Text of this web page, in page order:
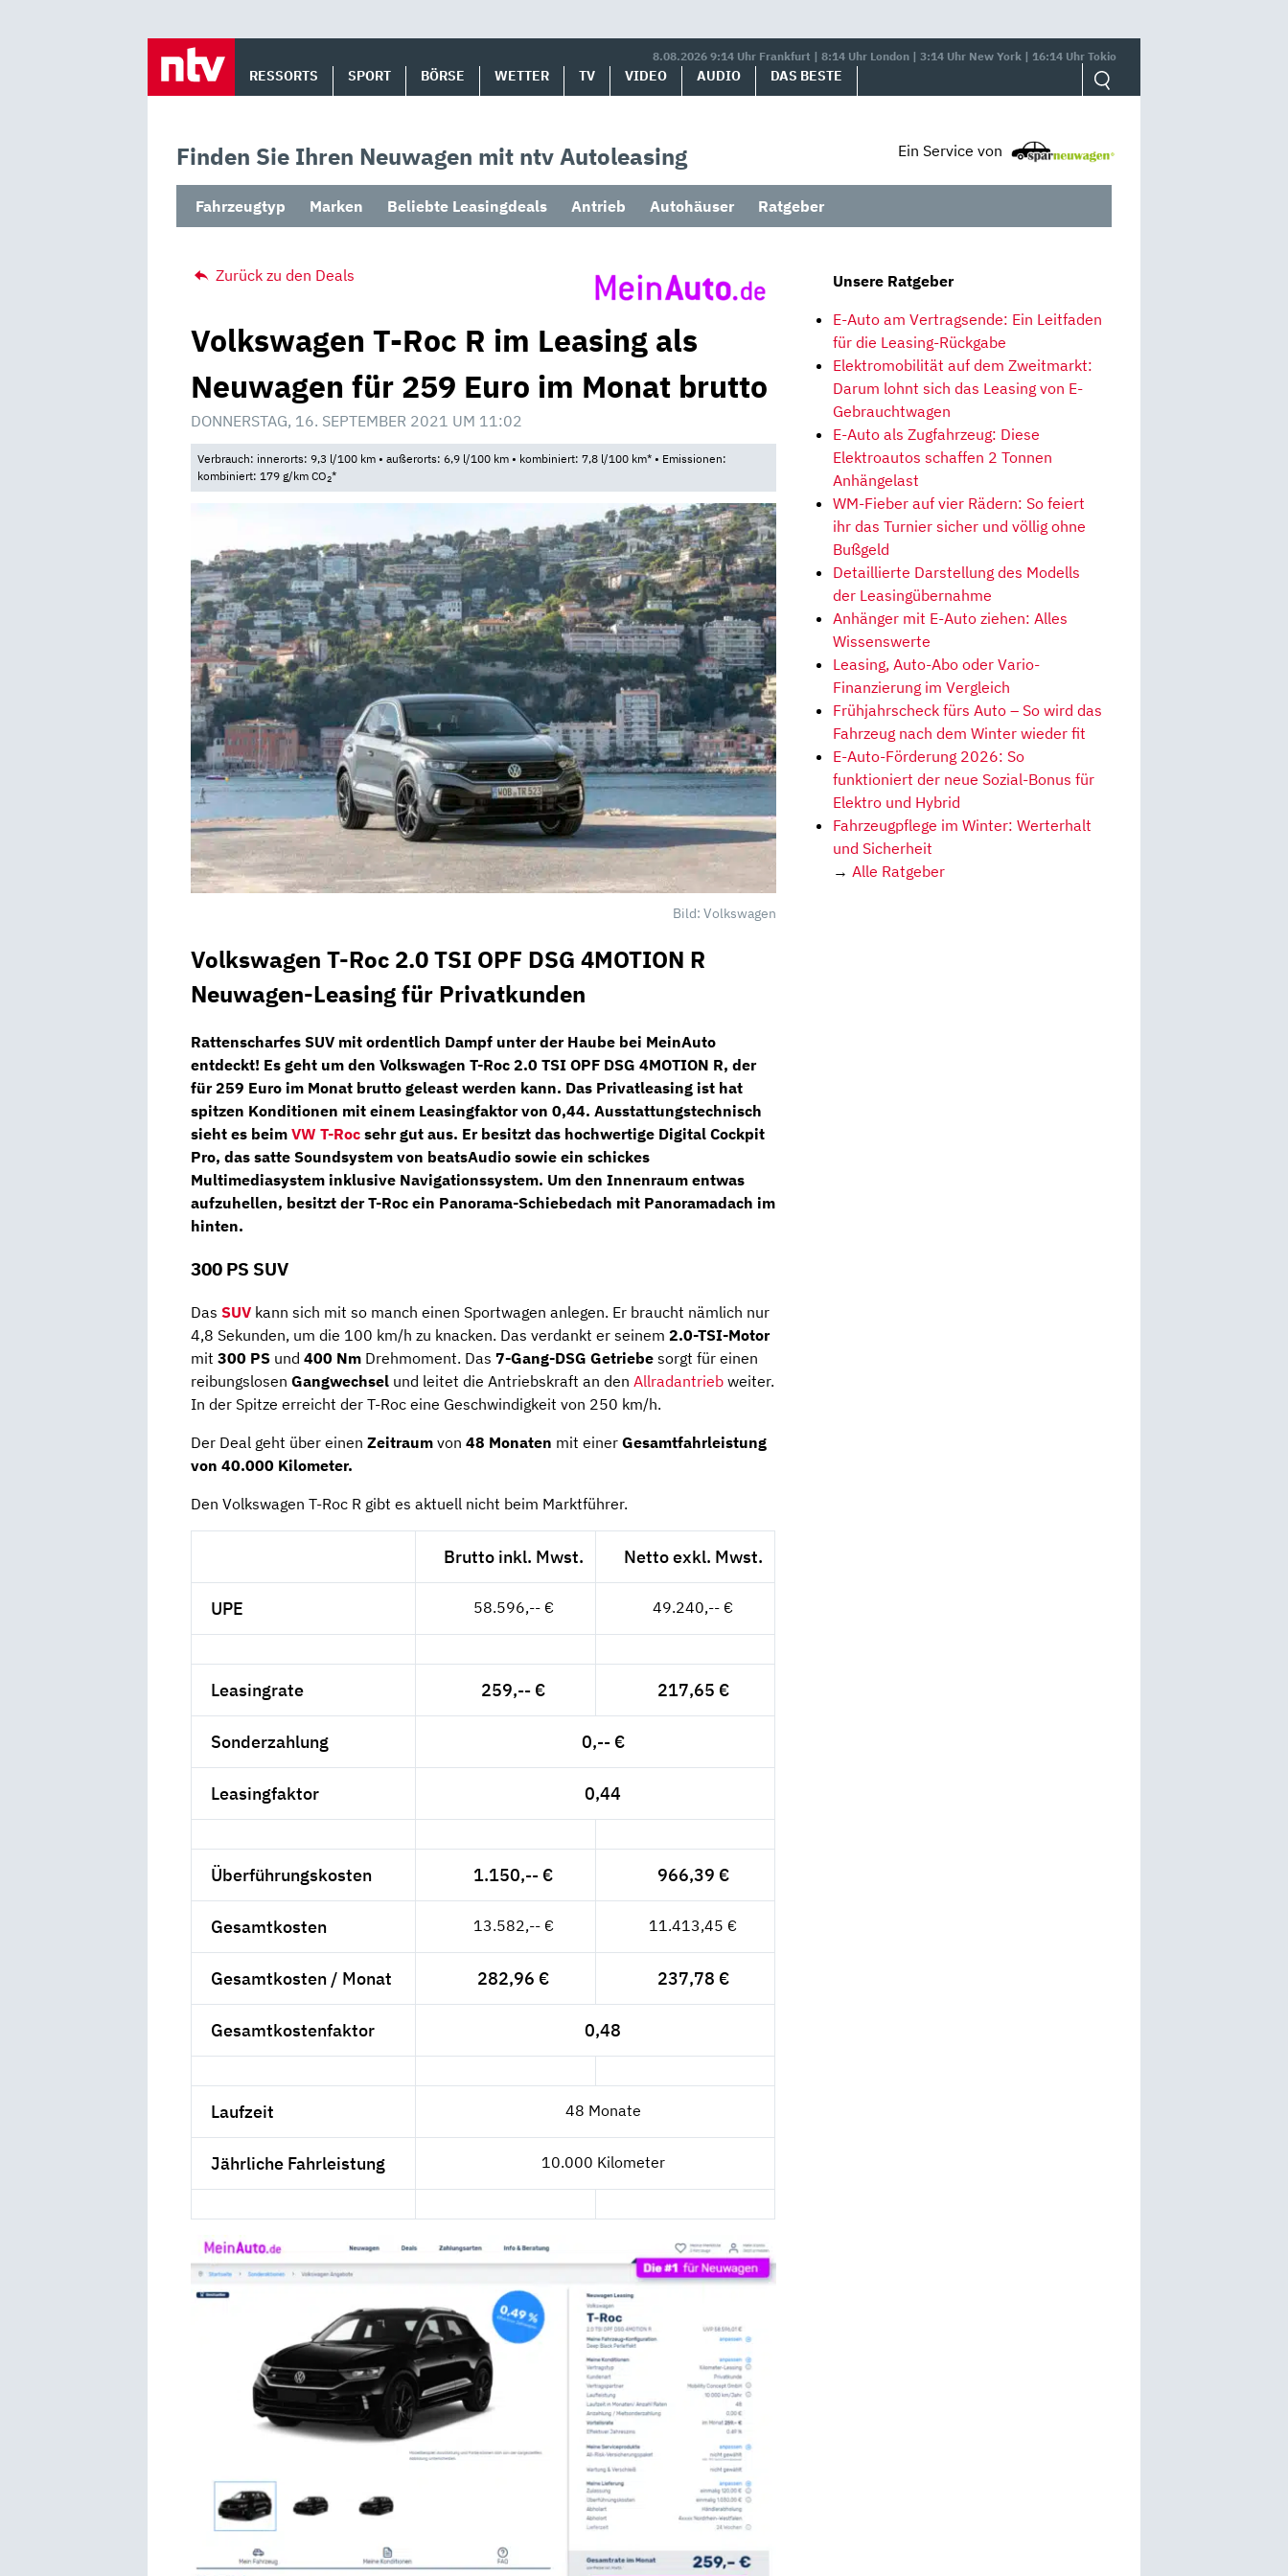
8.08.2026 9:14 Uhr Frankfurt | 8:14 Uhr London | 3:14 Uhr New York | 16:14 Uhr Tokio
RESSORTS SPORT BÖRSE WETTER TV VIDEO AUDIO DAS BESTE
Finden Sie Ihren Neuwagen mit ntv Autoleasing Ein Service von
Fahrzeugtyp Marken Beliebte Leasingdeals Antrieb Autohäuser Ratgeber
Zurück zu den Deals
Volkswagen T-Roc R im Leasing als
Neuwagen für 259 Euro im Monat brutto
DONNERSTAG, 16. SEPTEMBER 2021 UM 11:02
Verbrauch: innerorts: 9,3 l/100 km • außerorts: 6,9 l/100 km • kombiniert: 7,8 l/100 km* • Emissionen:
kombiniert: 179 g/km CO2*
Bild: Volkswagen
Volkswagen T-Roc 2.0 TSI OPF DSG 4MOTION R
Neuwagen-Leasing für Privatkunden
Rattenscharfes SUV mit ordentlich Dampf unter der Haube bei MeinAuto
entdeckt! Es geht um den Volkswagen T-Roc 2.0 TSI OPF DSG 4MOTION R, der
für259 Euro im Monat brutto geleast werden kann. Das Privatleasing ist hat
spitzen Konditionen mit einem Leasingfaktor von 0,44. Ausstattungstechnisch
sieht es beim VW T-Roc sehr gut aus. Er besitzt das hochwertige Digital Cockpit
Pro, das satte Soundsystem von beatsAudio sowie ein schickes
Multimediasystem inklusive Navigationssystem. Um den Innenraum entwas
aufzuhellen, besitzt der T-Roc ein Panorama-Schiebedach mit Panoramadach im
hinten.
300 PS SUV
Das SUV kann sich mit so manch einen Sportwagen anlegen. Er braucht nämlich nur
4,8 Sekunden, um die 100 km/h zu knacken. Das verdankt er seinem 2.0-TSI-Motor
mit 300 PS und 400 Nm Drehmoment. Das 7-Gang-DSG Getriebe sorgt für einen
reibungslosen Gangwechsel und leitet die Antriebskraft an den Allradantrieb weiter.
In der Spitze erreicht der T-Roc eine Geschwindigkeit von 250 km/h.
Der Deal geht über einen Zeitraum von 48 Monaten mit einer Gesamtfahrleistung
von 40.000 Kilometer.
Den Volkswagen T-Roc R gibt es aktuell nicht beim Marktführer.
Brutto inkl. Mwst. Netto exkl. Mwst.
UPE 58.596,-- € 49.240,-- €
Leasingrate 259,-- € 217,65 €
Sonderzahlung 0,-- €
Leasingfaktor 0,44
Überführungskosten 1.150,-- € 966,39 €
Gesamtkosten 13.582,-- € 11.413,45 €
Gesamtkosten / Monat 282,96 € 237,78 €
Gesamtkostenfaktor 0,48
Laufzeit 48 Monate
Jährliche Fahrleistung 10.000 Kilometer
Unsere Ratgeber
E-Auto am Vertragsende: Ein Leitfaden
für die Leasing-Rückgabe
Elektromobilität auf dem Zweitmarkt:
Darum lohnt sich das Leasing von E-
Gebrauchtwagen
E-Auto als Zugfahrzeug: Diese
Elektroautos schaffen 2 Tonnen
Anhängelast
WM-Fieber auf vier Rädern: So feiert
ihr das Turnier sicher und völlig ohne
Bußgeld
Detaillierte Darstellung des Modells
der Leasingübernahme
Anhänger mit E-Auto ziehen: Alles
Wissenswerte
Leasing, Auto-Abo oder Vario-
Finanzierung im Vergleich
Frühjahrscheck fürs Auto – So wird das
Fahrzeug nach dem Winter wieder fit
E-Auto-Förderung 2026: So
funktioniert der neue Sozial-Bonus für
Elektro und Hybrid
Fahrzeugpflege im Winter: Werterhalt
und Sicherheit
→ Alle Ratgeber